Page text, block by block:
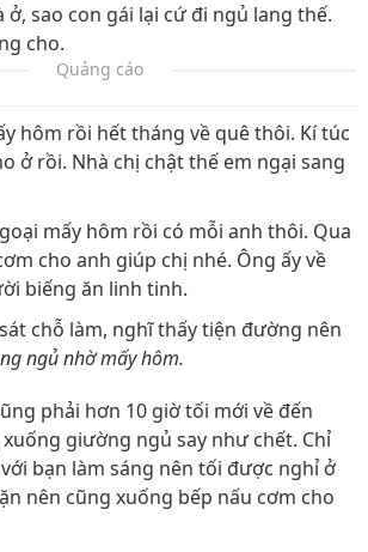
ở, sao con gái lại cứ đi ngủ lang thế.
cho.
Quảng cáo
hôm rồi hết tháng về quê thôi. Kí túc
ở rồi. Nhà chị chật thế em ngại sang
mấy hôm rồi có mỗi anh thôi. Qua
cho anh giúp chị nhé. Ông ấy về
biếng ăn linh tinh.
chỗ làm, nghĩ thấy tiện đường nên
ngủ nhờ mấy hôm.
phải hơn 10 giờ tối mới về đến
giường ngủ say như chết. Chỉ
bạn làm sáng nên tối được nghỉ ở
nên cũng xuống bếp nấu cơm cho